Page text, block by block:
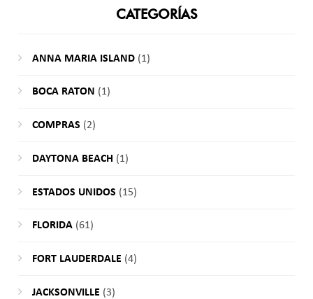
CATEGORÍAS
ANNA MARIA ISLAND(1)
BOCA RATON (1)
COMPRAS (2)
DAYTONA BEACH (1)
ESTADOS UNIDOS (15)
FLORIDA(61)
FORT LAUDERDALE (4)
JACKSONVILLE (3)